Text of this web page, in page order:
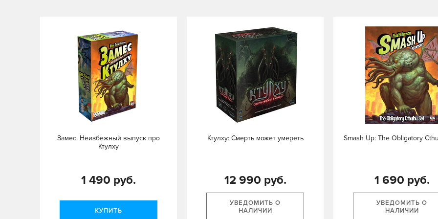
Замес. Неизбежный выпуск про
Ктулху
1 490 руб.
КУПИТЬ
Ктулху: Смерть может умереть
12 990 руб.
УВЕДОМИТЬ О
НАЛИЧИИ
Smash Up: The Obligatory
1 690 руб.
УВЕДОМИТЬ О
НАЛИЧИИ